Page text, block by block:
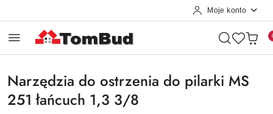
Moje konto
Narzędzia do ostrzenia do pilarki MS
251 łańcuch 1,3 3/8